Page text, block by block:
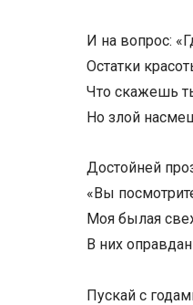
И на вопрос: «Где
Остатки красоты
Что скажешь ты?
Но злой насмешкой
Достойней
«Вы посмотрите
Моя былая
В них оправданье
Пускай с годами